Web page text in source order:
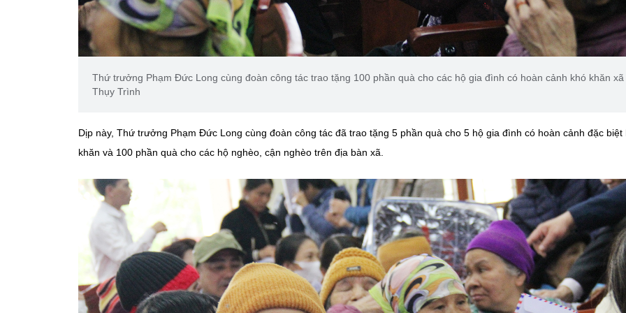
Thứ trưởng Phạm Đức Long cùng đoàn công tác trao tặng 100 phần quà cho các hộ gia đình có hoàn cảnh khó khăn xã
Thụy Trình
Dịp này, Thứ trưởng Phạm Đức Long cùng đoàn công tác đã trao tặng 5 phần quà cho 5 hộ gia đình có hoàn cảnh đặc biệt
khăn và 100 phần quà cho các hộ nghèo, cận nghèo trên địa bàn xã.